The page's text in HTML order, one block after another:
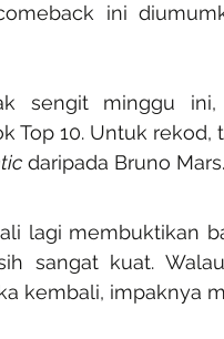
ini
sengit minggu ini,
Top 10. Untuk rekod,
daripada Bruno Mars.
lagi membuktikan
sangat kuat.
kembali, impaknya